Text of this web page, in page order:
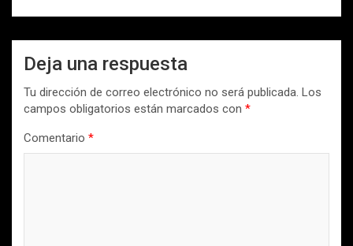
Deja una respuesta
Tu dirección de correo electrónico no será publicada. Los
campos obligatorios están marcados con *
Comentario *